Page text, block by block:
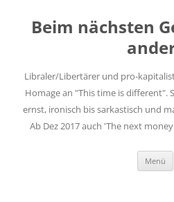
springen
Beim nächsten
Libraler/Libertärer und pro-
Homage an "This time is different".
ernst, ironisch bis sarkastisch und
Ab Dez 2017 auch 'The next
Menü